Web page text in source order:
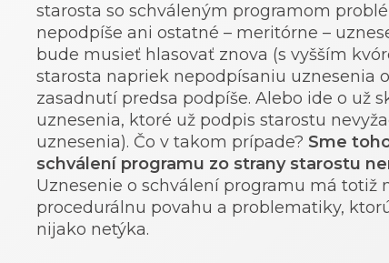
starosta so schváleným programom
nepodpíše ani ostatné – meritórne –
bude musieť hlasovať znova (s vyšším
starosta napriek nepodpísaniu uznesenia
zasadnutí predsa podpíše. Alebo ide o už
uznesenia, ktoré už podpis starostu
uznesenia). Čo v takom prípade? Sme
schválení programu zo strany starostu
Uznesenie o schválení programu má totiž
procedurálnu povahu a problematiky,
nijako netýka.